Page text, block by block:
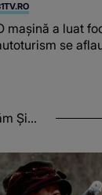
maşină a luat
se
Și...